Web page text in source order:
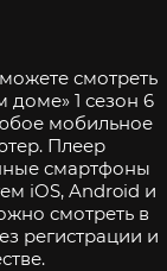
смотреть
доме» 1 сезон 6
мобильное
Плеер
смартфоны
iOS, Android и
смотреть в
регистрации и